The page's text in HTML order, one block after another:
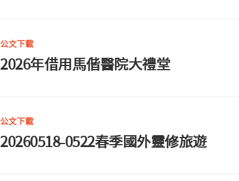
公文下載
2026年借用馬偕醫院大禮堂
公文下載
20260518-0522春季國外靈修旅遊